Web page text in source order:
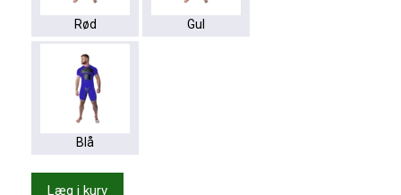
Rød Gul
Blå
Læg i kurv